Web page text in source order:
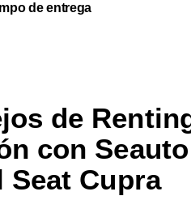
de entrega
de
con
Seat Cupra